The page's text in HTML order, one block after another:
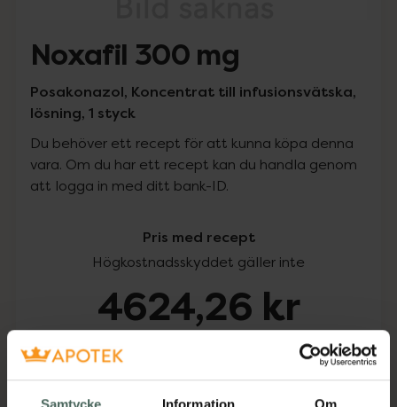
Samtycke Information Om
Noxafil 300 mg
Posakonazol, Koncentrat till infusionsvätska,
lösning, 1 styck
Du behöver ett recept för att kunna köpa denna
vara. Om du har ett recept kan du handla genom
att logga in med ditt bank-ID.
Pris med recept
Högkostnadsskyddet gäller inte
4624,26 kr
Köp via ditt recept